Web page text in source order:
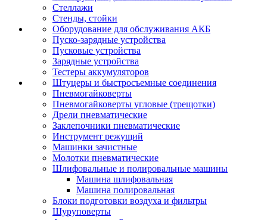
Стеллажи
Стенды, стойки
Оборудование для обслуживания АКБ
Пуско-зарядные устройства
Пусковые устройства
Зарядные устройства
Тестеры аккумуляторов
Штуцеры и быстросъемные соединения
Пневмогайковерты
Пневмогайковерты угловые (трещотки)
Дрели пневматические
Заклепочники пневматические
Инструмент режущий
Машинки зачистные
Молотки пневматические
Шлифовальные и полировальные машины
Машина шлифовальная
Машина полировальная
Блоки подготовки воздуха и фильтры
Шуруповерты